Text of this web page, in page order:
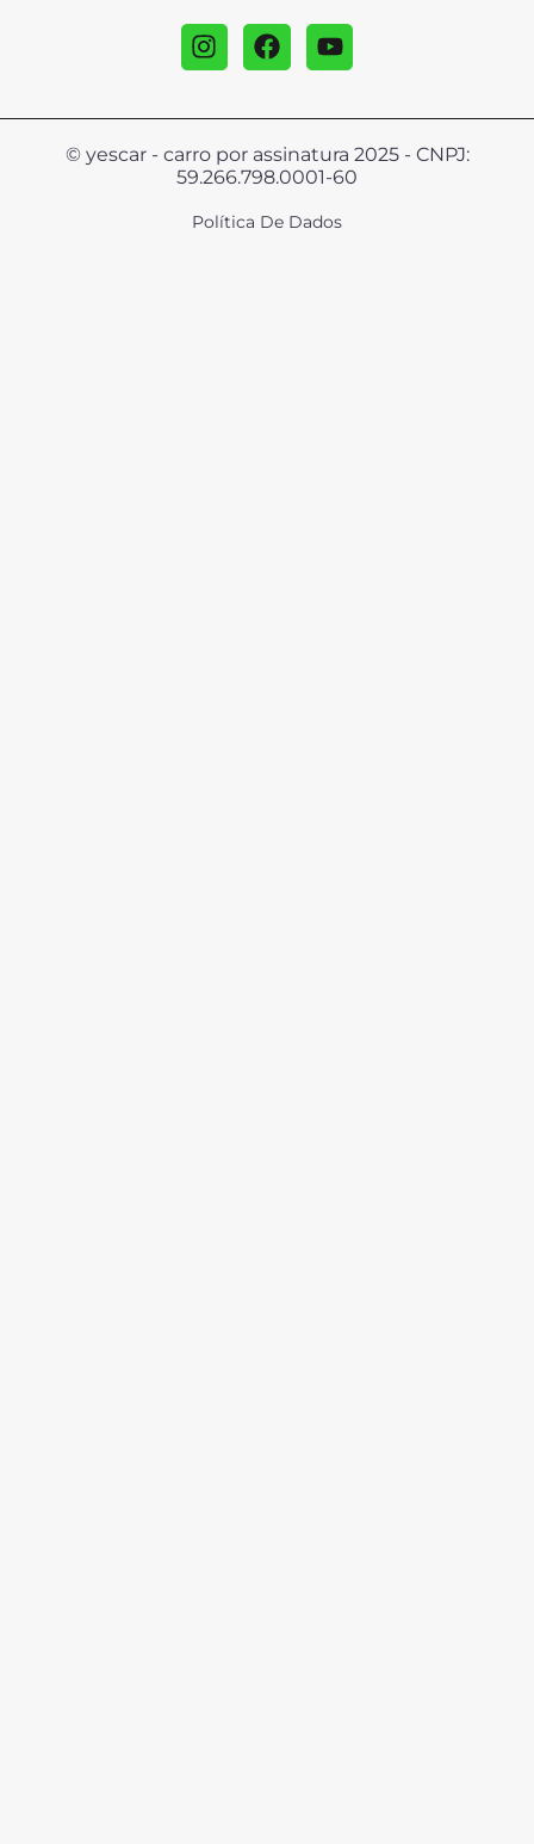
© yescar - carro por assinatura 2025 - CNPJ:
59.266.798.0001-60
Política De Dados